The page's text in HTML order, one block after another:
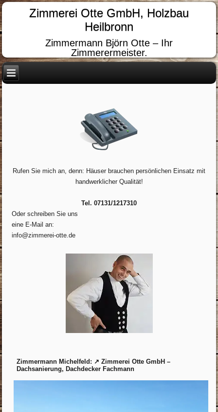
Zimmerei Otte GmbH, Holzbau
Heilbronn
Zimmermann Björn Otte – Ihr
Zimmerermeister.
Rufen Sie mich an, denn: Häuser brauchen persönlichen Einsatz mit
handwerklicher Qualität!
Tel. 07131/1217310
Oder schreiben Sie uns
eine E-Mail an:
info@zimmerei-otte.de
Zimmermann Michelfeld: ↗️ Zimmerei Otte GmbH –
Dachsanierung, Dachdecker Fachmann